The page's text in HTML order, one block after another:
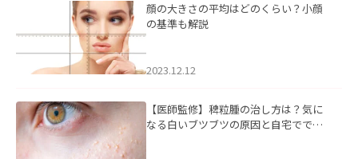
顔の大きさの平均はどのくらい？小顔
の基準も解説
2023.12.12
【医師監修】稗粒腫の治し方は？気に
なる白いブツブツの原因と自宅ででき